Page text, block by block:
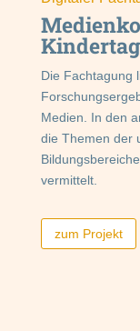
Die Fachtagung
Medien. In den
die Themen der
vermittelt.
zum Projekt